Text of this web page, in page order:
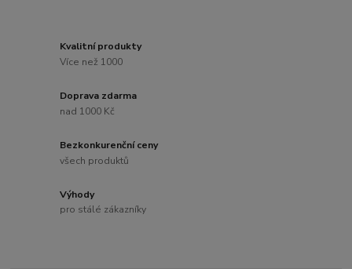
Kvalitní produkty
Více než 1000
Doprava zdarma
nad 1000 Kč
Bezkonkurenční ceny
všech produktů
Výhody
pro stálé zákazníky